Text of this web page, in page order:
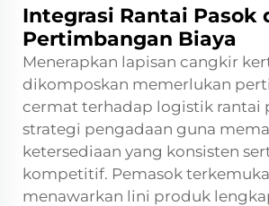
Integrasi Rantai Pasok
Pertimbangan Biaya
Menerapkan lapisan cangkir
dikomposkan memerlukan
cermat terhadap logistik rantai
strategi pengadaan guna
ketersediaan yang konsisten
kompetitif. Pemasok
menawarkan lini produk